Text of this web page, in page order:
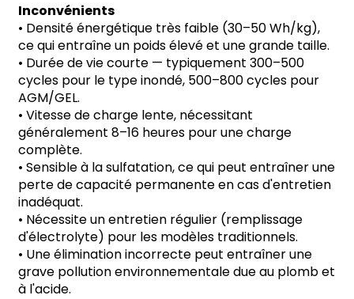
Inconvénients
• Densité énergétique très faible (30–50 Wh/kg),
ce qui entraîne un poids élevé et une grande taille.
• Durée de vie courte — typiquement 300–500
cycles pour le type inondé, 500–800 cycles pour
AGM/GEL.
• Vitesse de charge lente, nécessitant
généralement 8–16 heures pour une charge
complète.
• Sensible à la sulfatation, ce qui peut entraîner une
perte de capacité permanente en cas d'entretien
inadéquat.
• Nécessite un entretien régulier (remplissage
d'électrolyte) pour les modèles traditionnels.
• Une élimination incorrecte peut entraîner une
grave pollution environnementale due au plomb et
à l'acide.